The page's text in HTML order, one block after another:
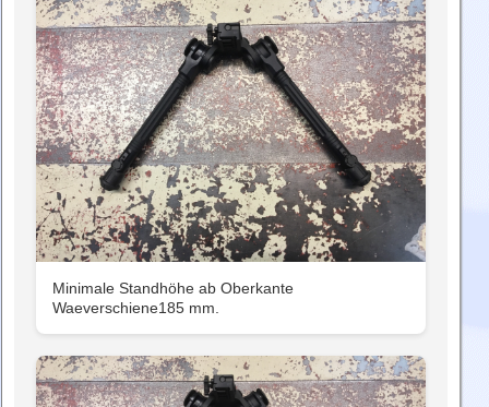
Minimale Standhöhe ab Oberkante
Waeverschiene185 mm.